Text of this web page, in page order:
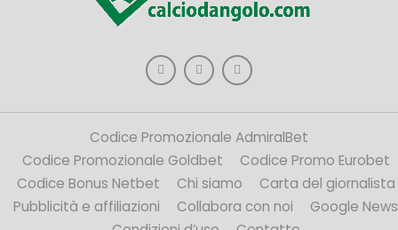
Codice Promozionale AdmiralBet
Codice Promozionale Goldbet
Codice Promo Eurobet
Codice Bonus Netbet
Chi siamo
Carta del giornalista
Pubblicità e affiliazioni
Collabora con noi
Google News